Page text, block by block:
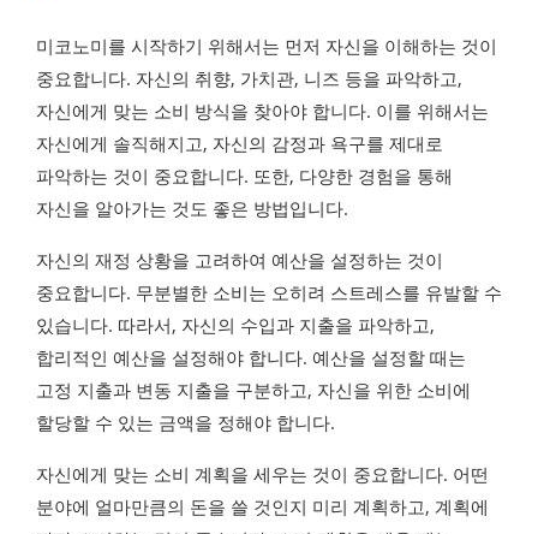
미코노미를 시작하기 위해서는 먼저 자신을 이해하는 것이
중요합니다. 자신의 취향, 가치관, 니즈 등을 파악하고,
자신에게 맞는 소비 방식을 찾아야 합니다. 이를 위해서는
자신에게 솔직해지고, 자신의 감정과 욕구를 제대로
파악하는 것이 중요합니다. 또한, 다양한 경험을 통해
자신을 알아가는 것도 좋은 방법입니다.
자신의 재정 상황을 고려하여 예산을 설정하는 것이
중요합니다. 무분별한 소비는 오히려 스트레스를 유발할 수
있습니다. 따라서, 자신의 수입과 지출을 파악하고,
합리적인 예산을 설정해야 합니다. 예산을 설정할 때는
고정 지출과 변동 지출을 구분하고, 자신을 위한 소비에
할당할 수 있는 금액을 정해야 합니다.
자신에게 맞는 소비 계획을 세우는 것이 중요합니다. 어떤
분야에 얼마만큼의 돈을 쓸 것인지 미리 계획하고, 계획에